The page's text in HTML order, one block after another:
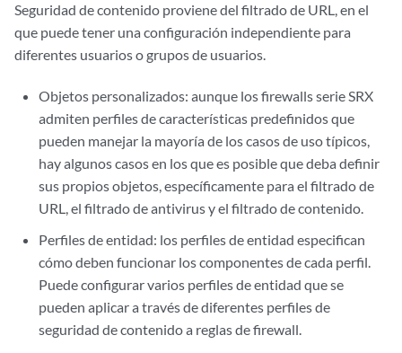
Seguridad de contenido proviene del filtrado de URL, en el
que puede tener una configuración independiente para
diferentes usuarios o grupos de usuarios.
Objetos personalizados: aunque los firewalls serie SRX
admiten perfiles de características predefinidos que
pueden manejar la mayoría de los casos de uso típicos,
hay algunos casos en los que es posible que deba definir
sus propios objetos, específicamente para el filtrado de
URL, el filtrado de antivirus y el filtrado de contenido.
Perfiles de entidad: los perfiles de entidad especifican
cómo deben funcionar los componentes de cada perfil.
Puede configurar varios perfiles de entidad que se
pueden aplicar a través de diferentes perfiles de
seguridad de contenido a reglas de firewall.